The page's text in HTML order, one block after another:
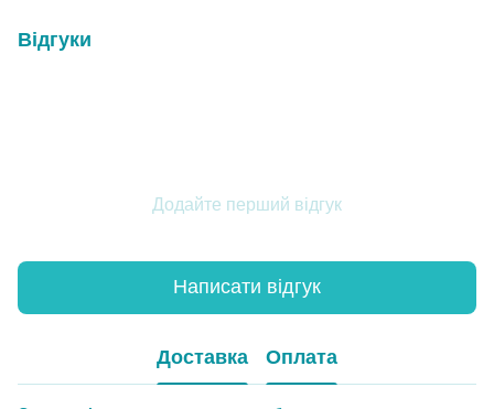
Відгуки
Додайте перший відгук
Написати відгук
Доставка Оплата